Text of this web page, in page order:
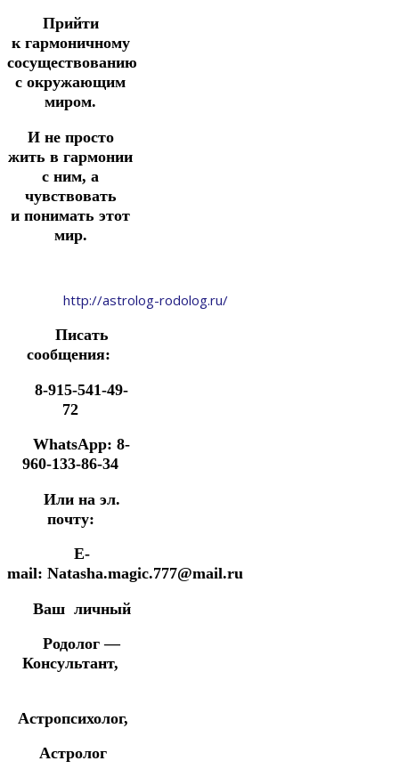
Прийти
к гармоничному
сосуществованию
с окружающим
миром.
И не просто
жить в гармонии
с ним, а
чувствовать
и понимать этот
мир.
http://astrolog-rodolog.ru/
Писать
сообщения:
8-915-541-49-
72
WhatsApp: 8-
960-133-86-34
Или на эл.
почту:
E-
mail: Natasha.magic.777@mail.ru
Ваш личный
Родолог —
Консультант,
Астропсихолог,
Астролог